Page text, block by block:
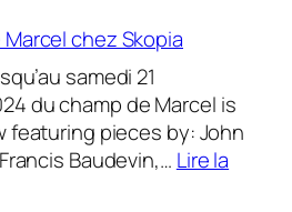
chez Skopia
samedi 21
du champ de Marcel is
featuring pieces by: John
Baudevin,… Lire la